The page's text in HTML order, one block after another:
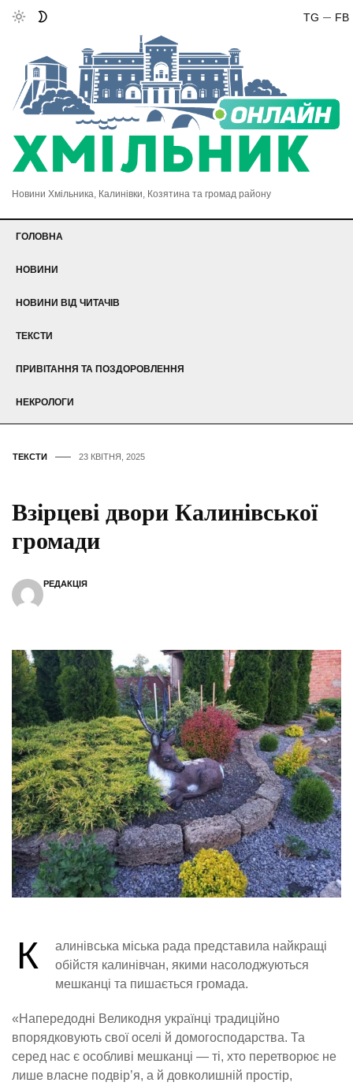
FB
TG
Новини Хмільника, Калинівки, Козятина та громад району
ГОЛОВНА
НОВИНИ
НОВИНИ ВІД ЧИТАЧІВ
ТЕКСТИ
ПРИВІТАННЯ ТА ПОЗДОРОВЛЕННЯ
НЕКРОЛОГИ
ТЕКСТИ 23 КВІТНЯ, 2025
Взірцеві двори Калинівської
громади
РЕДАКЦІЯ
К
алинівська міська рада представила найкращі
обійстя калинівчан, якими насолоджуються
мешканці та пишається громада.
«Напередодні Великодня українці традиційно
впорядковують свої оселі й домогосподарства. Та
серед нас є особливі мешканці — ті, хто перетворює не
лише власне подвір’я, а й довколишній простір,